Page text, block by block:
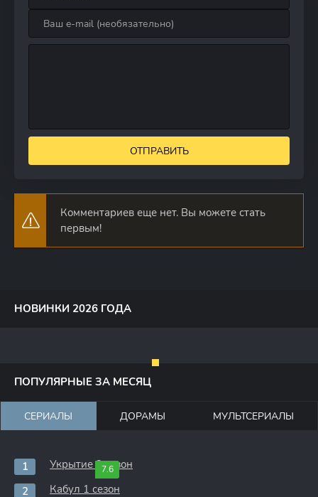
ОТПРАВИТЬ
Комментариев еще нет. Вы можете стать
первым!
НОВИНКИ 2026 ГОДА
ПОПУЛЯРНЫЕ ЗА МЕСЯЦ
СЕРИАЛЫ ДОРАМЫ МУЛЬТСЕРИАЛЫ
7.6
Укрытие 3 сезон
Кабул 1 сезон